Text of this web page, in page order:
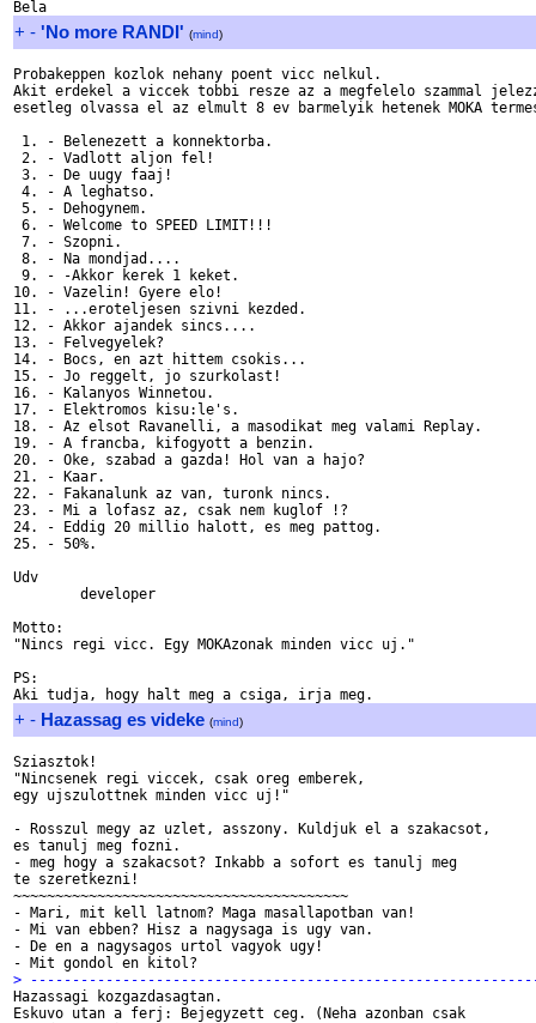
+ - 'No more RANDI' (mind)
Probakeppen kozlok nehany poent vicc nelkul.
Akit erdekel a viccek tobbi resze az a megfelelo szammal
esetleg olvassa el az elmult 8 ev barmelyik hetenek MOKA
1. - Belenezett a konnektorba.
2. - Vadlott aljon fel!
3. - De uugy faaj!
4. - A leghatso.
5. - Dehogynem.
6. - Welcome to SPEED LIMIT!!!
7. - Szopni.
8. - Na mondjad....
9. - -Akkor kerek 1 keket.
10. - Vazelin! Gyere elo!
11. - ...eroteljesen szivni kezded.
12. - Akkor ajandek sincs....
13. - Felvegyelek?
14. - Bocs, en azt hittem csokis...
15. - Jo reggelt, jo szurkolast!
16. - Kalanyos Winnetou.
17. - Elektromos kisu:le's.
18. - Az elsot Ravanelli, a masodikat meg valami Replay.
19. - A francba, kifogyott a benzin.
20. - Oke, szabad a gazda! Hol van a hajo?
21. - Kaar.
22. - Fakanalunk az van, turonk nincs.
23. - Mi a lofasz az, csak nem kuglof !?
24. - Eddig 20 millio halott, es meg pattog.
25. - 50%.
Udv
Motto:
"Nincs regi vicc. Egy MOKAzonak minden vicc uj."
PS:
+ - Hazassag es videke (mind)
Sziasztok!
"Nincsenek regi viccek, csak oreg emberek,
egy ujszulottnek minden vicc uj!"
- Rosszul megy az uzlet, asszony. Kuldjuk el a szakacsot,
es tanulj meg fozni.
- meg hogy a szakacsot? Inkabb a sofort es tanulj meg
te szeretkezni!
~~~~~~~~~~~~~~~~~~~~~~~~~~~~~~~~~~~~~~~~
- Mari, mit kell latnom? Maga masallapotban van!
- Mi van ebben? Hisz a nagysaga is ugy van.
- De en a nagysagos urtol vagyok ugy!
>
Hazassagi kozgazdasagtan.
Eskuvo utan a ferj: Bejegyzett ceg. (Neha azonban csak